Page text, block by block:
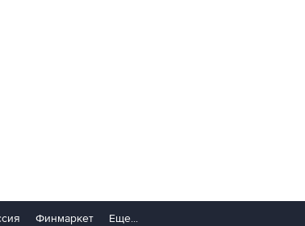
Финмаркет Еще...